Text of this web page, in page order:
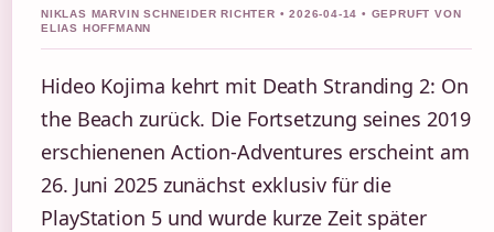
NIKLAS MARVIN SCHNEIDER RICHTER • 2026-04-14 • GEPRUFT VON
ELIAS HOFFMANN
Hideo Kojima kehrt mit Death Stranding 2: On
the Beach zurück. Die Fortsetzung seines 2019
erschienenen Action-Adventures erscheint am
26. Juni 2025 zunächst exklusiv für die
PlayStation 5 und wurde kurze Zeit später